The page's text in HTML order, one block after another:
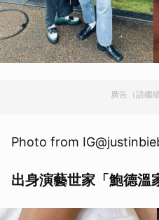
廣告（請繼
Photo from
出身演藝世家「鮑德溫